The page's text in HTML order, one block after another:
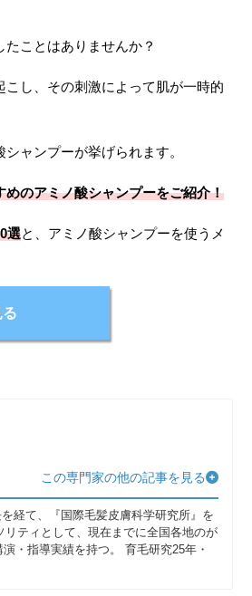
ことはありませんか？
し、その刺激によって肌が一時的
ャンプーが挙げられます。
のアミノ酸シャンプーをご紹介！
選と、アミノ酸シャンプーを使うメ
この専門家の他の記事を見る
経て、『国際毛髪皮膚科学研究所』を
ティとして、現在までに全国各地のが
・指導実績を持つ。 育毛研究25年・